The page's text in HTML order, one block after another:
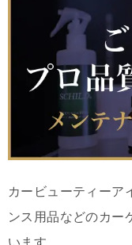
カービューティーア
ンス用品などのカー